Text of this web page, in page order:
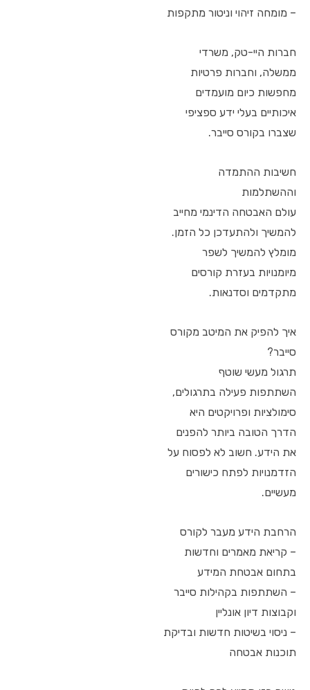
– מומחה זיהוי וניטור מתקפות
חברות היי-טק, משרדי
ממשלה, וחברות פרטיות
מחפשות כיום מועמדים
איכותיים בעלי ידע ספציפי
שצברו בקורס סייבר.
חשיבות ההתמדה
וההשתלמות
עולם האבטחה הדינמי מחייב
להמשיך ולהתעדכן כל הזמן.
מומלץ להמשיך לשפר
מיומנויות בעזרת קורסים
מתקדמים וסדנאות.
איך להפיק את המיטב מקורס
סייבר?
תרגול מעשי שוטף
השתתפות פעילה בתרגולים,
סימולציות ופרויקטים היא
הדרך הטובה ביותר להפנים
את הידע. חשוב לא לפסוח על
הזדמנויות לפתח כישורים
מעשיים.
הרחבת הידע מעבר לקורס
– קריאת מאמרים וחדשות
בתחום אבטחת המידע
– השתתפות בקהילות סייבר
וקבוצות דיון אונליין
– ניסוי בשיטות חדשות ובדיקת
תוכנות אבטחה